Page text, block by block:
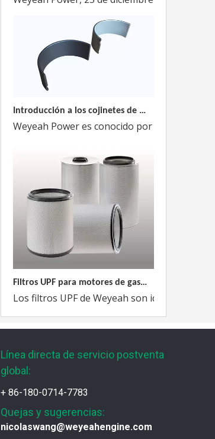
Weyeah Power es conocido por sus
Filtros UPF para motores de gas MWM
Los filtros UPF de Weyeah son ideales para
Línea directa de servicio postventa
global:
+ 86-180-0714-7783
Quejas y sugerencias:
nicolaswang@weyeahengine.com